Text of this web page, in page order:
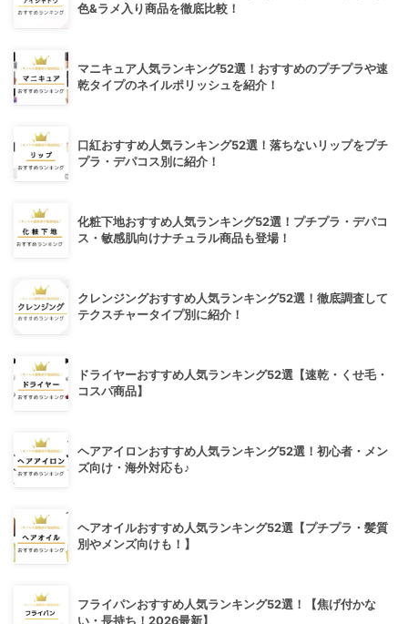
色&ラメ入り商品を徹底比較！
マニキュア人気ランキング52選！おすすめのプチプラや速
乾タイプのネイルポリッシュを紹介！
口紅おすすめ人気ランキング52選！落ちないリップをプチ
プラ・デパコス別に紹介！
化粧下地おすすめ人気ランキング52選！プチプラ・デパコ
ス・敏感肌向けナチュラル商品も登場！
クレンジングおすすめ人気ランキング52選！徹底調査して
テクスチャータイプ別に紹介！
ドライヤーおすすめ人気ランキング52選【速乾・くせ毛・
コスパ商品】
ヘアアイロンおすすめ人気ランキング52選！初心者・メン
ズ向け・海外対応も♪
ヘアオイルおすすめ人気ランキング52選【プチプラ・髪質
別やメンズ向けも！】
フライパンおすすめ人気ランキング52選！【焦げ付かな
い・長持ち！2026最新】